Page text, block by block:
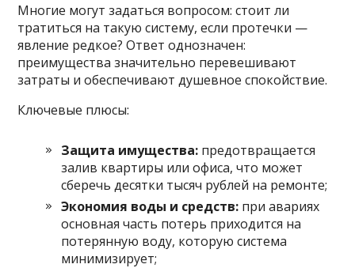
Многие могут задаться вопросом: стоит ли
тратиться на такую систему, если протечки —
явление редкое? Ответ однозначен:
преимущества значительно перевешивают
затраты и обеспечивают душевное спокойствие.
Ключевые плюсы:
Защита имущества: предотвращается
залив квартиры или офиса, что может
сберечь десятки тысяч рублей на ремонте;
Экономия воды и средств: при авариях
основная часть потерь приходится на
потерянную воду, которую система
минимизирует;